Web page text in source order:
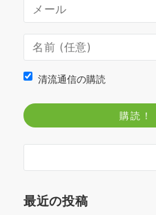
清流通信の購読
最近の投稿